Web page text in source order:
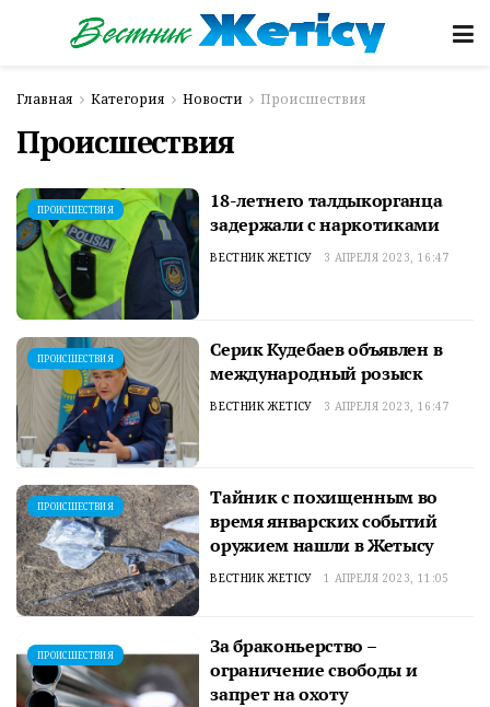
Главная Категория Новости Происшествия
Происшествия
ПРОИСШЕСТВИЯ
18-летнего талдыкорганца
задержали с наркотиками
ВЕСТНИК ЖЕТІСУ 3 АПРЕЛЯ 2023, 16:47
ПРОИСШЕСТВИЯ
Серик Кудебаев объявлен в
международный розыск
ВЕСТНИК ЖЕТІСУ 3 АПРЕЛЯ 2023, 16:47
ПРОИСШЕСТВИЯ
Тайник с похищенным во
время январских событий
оружием нашли в Жетысу
ВЕСТНИК ЖЕТІСУ 1 АПРЕЛЯ 2023, 11:05
ПРОИСШЕСТВИЯ
За браконьерство –
ограничение свободы и
запрет на охоту